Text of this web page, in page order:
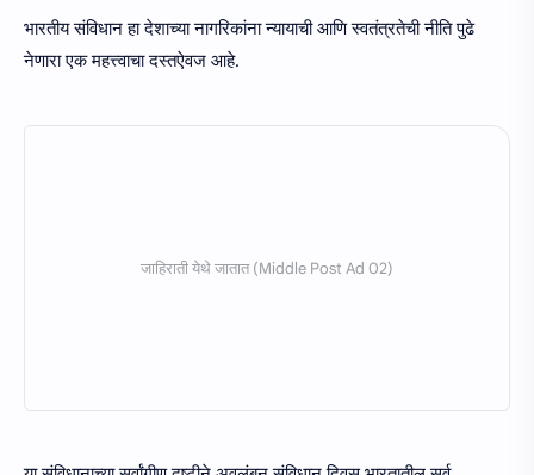
भारतीय संविधान हा देशाच्या नागरिकांना न्यायाची आणि स्वतंत्रतेची नीति पुढे
नेणारा एक महत्त्वाचा दस्तऐवज आहे.